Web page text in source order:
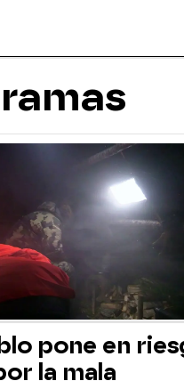
pone en
la mala